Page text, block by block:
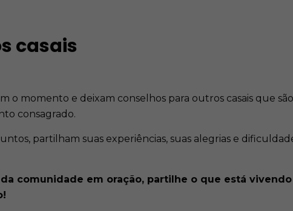
casais
o momento e deixam conselhos para outros casais que
consagrado.
partilham suas experiências, suas alegrias e
comunidade em oração, partilhe o que está